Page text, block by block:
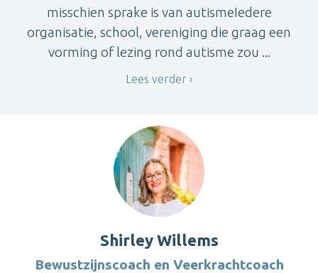
misschien sprake is van autismeIedere
organisatie, school, vereniging die graag een
vorming of lezing rond autisme zou ...
Lees verder
Shirley Willems
Bewustzijnscoach en Veerkrachtcoach